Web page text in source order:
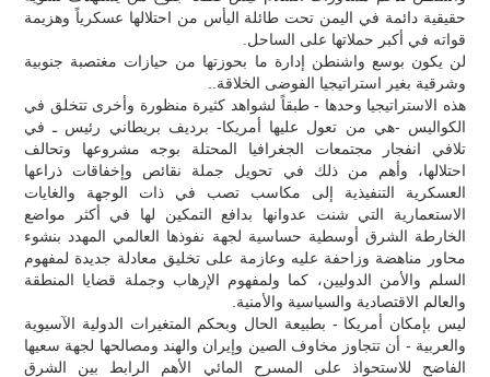
حقيقية دائمة في اليمن تحت طائلة اليأس من احتلالها عسكرياً وهزيمة
قواته في أكبر حملاتها على الساحل.
لن يكون بوسع واشنطن إدارة ما بحوزتها من حيازات مغتصبة جنوبية
وشرقية بغير استراتيجيا الفوضى الخلاقة..
هذه الاستراتيجيا وحدها - طبقاً لشواهد كثيرة منظورة وأخرى تتخلق في
الكواليس -هي من تعول عليها أمريكا- برديف بريطاني رئيس ـ في
تلافي انفجار مجتمعات الجغرافيا المحتلة بوجه مشروعها وتحالف
احتلالها، وأهم من ذلك في تحويل جملة نقائص وإخفاقات ذراعها
العسكرية التنفيذية إلى مكاسب تصب في ذات الوجهة والغايات
الاستعمارية التي شنت عدوانها بدافع التمكين لها في أكثر مواضع
الخارطة الشرق أوسطية حساسية لجهة نفوذها العالمي المهدد بنشوء
محاور مناهضة وزاحفة عليه وعازمة على تخليق معادلة جديدة لمفهوم
السلم والأمن الدوليين، كما ولمفهوم الإرهاب وجملة قضايا المنطقة
والعالم الاقتصادية والسياسية والأمنية.
ليس بإمكان أمريكا - بطبيعة الحال وبحكم المتغيرات الدولية الآسيوية
والعربية - أن تتجاوز مخاوف الصين وإيران والهند ومصالحها لجهة سعيها
الفاضح للاستحواذ على المسرح المائي الأهم الرابط بين الشرق